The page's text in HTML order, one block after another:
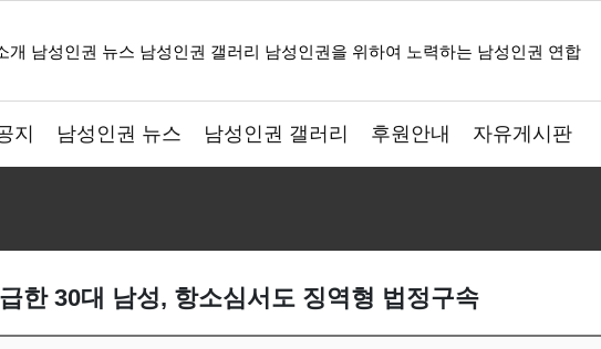
지 남성인권 뉴스 남성인권 갤러리 후원안내 자유게시판
한 30대 남성, 항소심서도 징역형 법정구속